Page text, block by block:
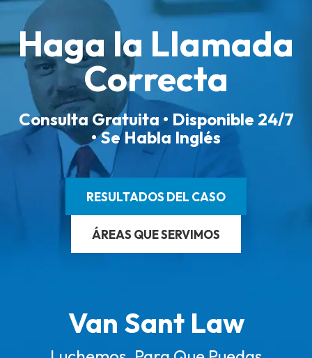
Haga la Llamada
Correcta
Consulta Gratuita • Disponible 24/7
• Se Habla Inglés
RESULTADOS DEL CASO
ÁREAS QUE SERVIMOS
Van Sant Law